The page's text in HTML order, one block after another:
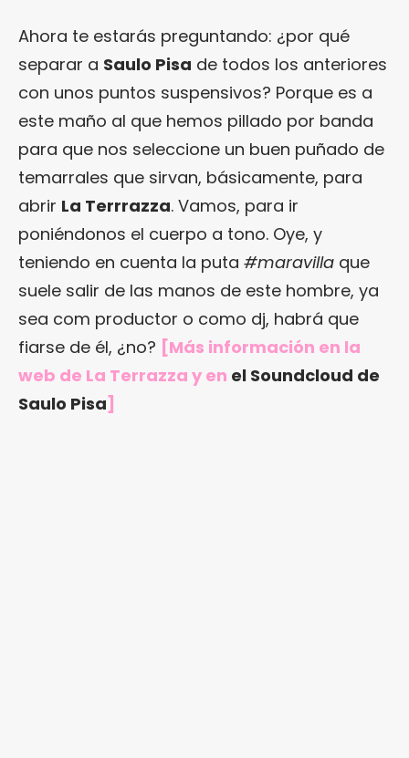
Ahora te estarás preguntando: ¿por qué
separar a Saulo Pisa de todos los anteriores
con unos puntos suspensivos? Porque es a
este maño al que hemos pillado por banda
para que nos seleccione un buen puñado de
temarrales que sirvan, básicamente, para
abrir La Terrrazza. Vamos, para ir
poniéndonos el cuerpo a tono. Oye, y
teniendo en cuenta la puta #maravilla que
suele salir de las manos de este hombre, ya
sea com productor o como dj, habrá que
fiarse de él, ¿no? [Más información en la
web de La Terrazza y en el Soundcloud de
Saulo Pisa]